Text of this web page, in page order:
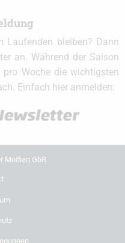
bleiben? Dann
an. Während der Saison
Woche die wichtigsten
Einfach hier anmelden:
Medien GbR